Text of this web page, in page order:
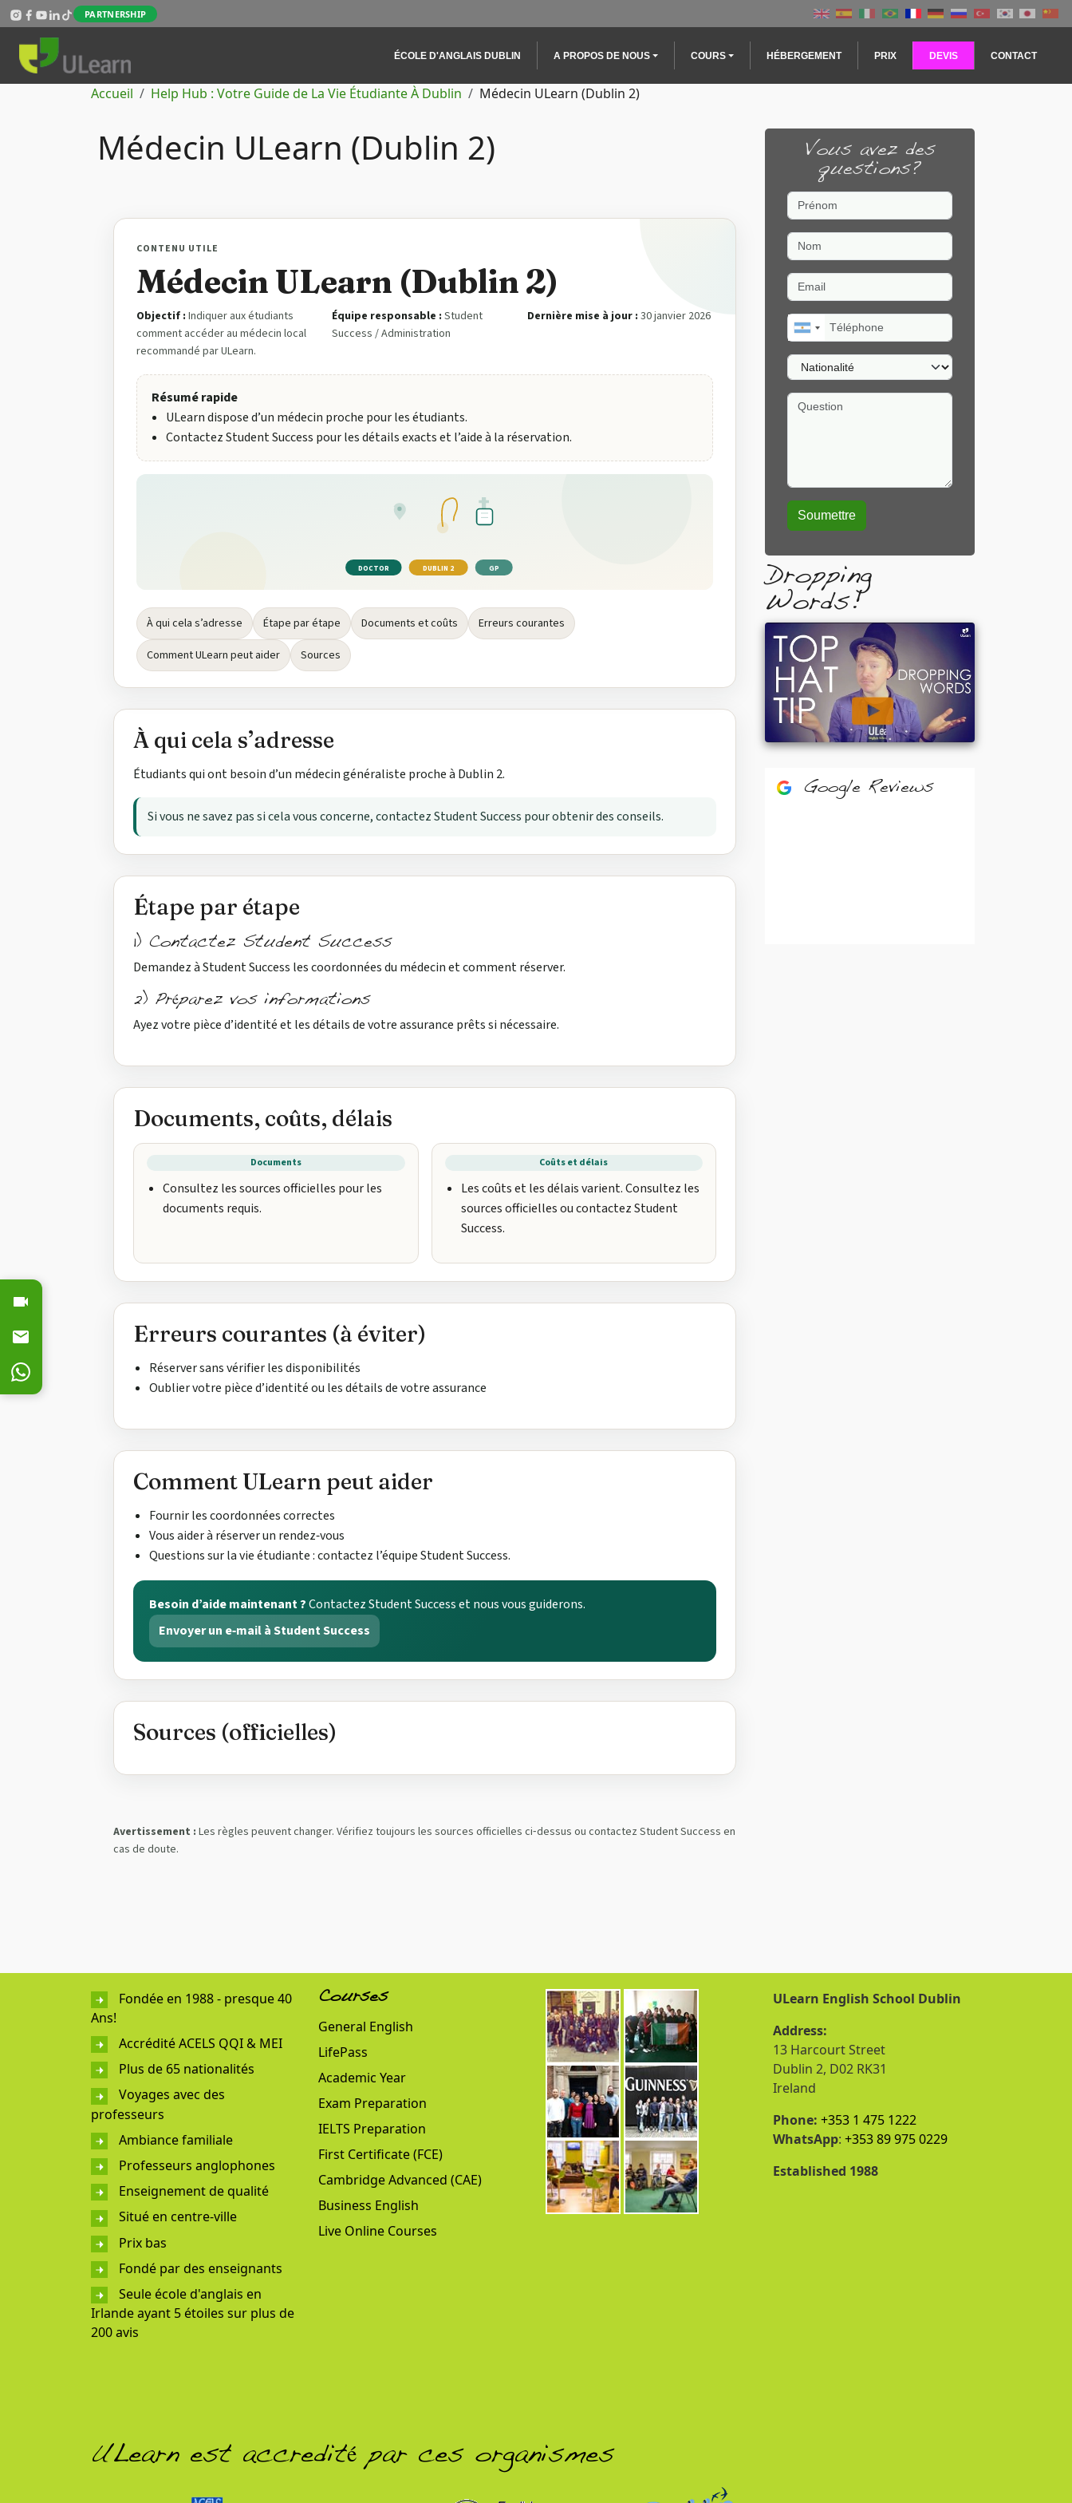
Aller au contenu principal
PARTNERSHIP
Main navigation
ÉCOLE D'ANGLAIS DUBLIN A PROPOS DE NOUS COURS HÉBERGEMENT PRIX DEVIS CONTACT
Fil d'Ariane
Accueil Help Hub : Votre Guide de La Vie Étudiante À Dublin Médecin ULearn (Dublin 2)
Médecin ULearn (Dublin 2)
CONTENU UTILE
Médecin ULearn (Dublin 2)
Objectif : Indiquer aux étudiants
comment accéder au médecin local
recommandé par ULearn.
Équipe responsable : Student
Success / Administration
Dernière mise à jour : 30 janvier 2026
Résumé rapide
ULearn dispose d’un médecin proche pour les étudiants.
Contactez Student Success pour les détails exacts et l’aide à la réservation.
DOCTOR DUBLIN 2 GP
À qui cela s’adresse Étape par étape Documents et coûts
Erreurs courantes
Comment ULearn peut aider
Sources
À qui cela s’adresse
Étudiants qui ont besoin d’un médecin généraliste proche à Dublin 2.
Si vous ne savez pas si cela vous concerne, contactez Student Success pour obtenir des conseils.
Étape par étape
1) Contactez Student Success
Demandez à Student Success les coordonnées du médecin et comment réserver.
2) Préparez vos informations
Ayez votre pièce d’identité et les détails de votre assurance prêts si nécessaire.
Documents, coûts, délais
Documents
Consultez les sources officielles pour les
documents requis.
Coûts et délais
Les coûts et les délais varient. Consultez les
sources officielles ou contactez Student
Success.
Erreurs courantes (à éviter)
Réserver sans vérifier les disponibilités
Oublier votre pièce d’identité ou les détails de votre assurance
Comment ULearn peut aider
Fournir les coordonnées correctes
Vous aider à réserver un rendez‑vous
Questions sur la vie étudiante : contactez l’équipe Student Success.
Besoin d’aide maintenant ?Contactez Student Success et nous vous guiderons.
Envoyer un e‑mail à Student Success
Sources (officielles)
Avertissement : Les règles peuvent changer. Vérifiez toujours les sources officielles ci‑dessus ou contactez Student Success en
cas de doute.
Vous avez des
questions?
Prénom
Nom
Email
Téléphone
Nationalité
Question
Dropping
Words!
Google Reviews
Fondée en 1988 - presque 40
Ans!
Accrédité ACELS QQI & MEI
Plus de 65 nationalités
Voyages avec des
professeurs
Ambiance familiale
Professeurs anglophones
Enseignement de qualité
Situé en centre-ville
Prix bas
Fondé par des enseignants
Seule école d'anglais en
Irlande ayant 5 étoiles sur plus de
200 avis
Courses
General English
LifePass
Academic Year
Exam Preparation
IELTS Preparation
First Certificate (FCE)
Cambridge Advanced (CAE)
Business English
Live Online Courses
ULearn English School Dublin
Address:
13 Harcourt Street
Dublin 2, D02 RK31
Ireland
Phone: +353 1 475 1222
WhatsApp: +353 89 975 0229
Established 1988
ULearn est accredité par ces organismes